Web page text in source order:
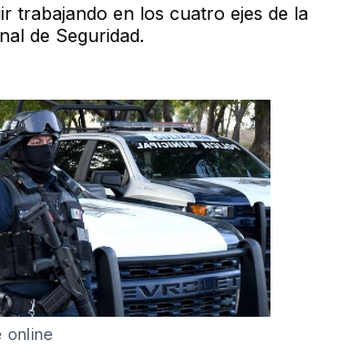
trabajando en los cuatro ejes de la
de Seguridad.
online